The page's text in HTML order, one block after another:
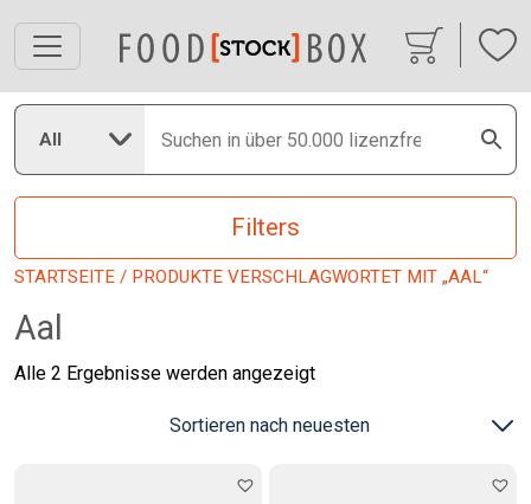
All
Filters
STARTSEITE / PRODUKTE VERSCHLAGWORTET MIT „AAL“
Aal
Alle 2 Ergebnisse werden angezeigtNach
sortiert